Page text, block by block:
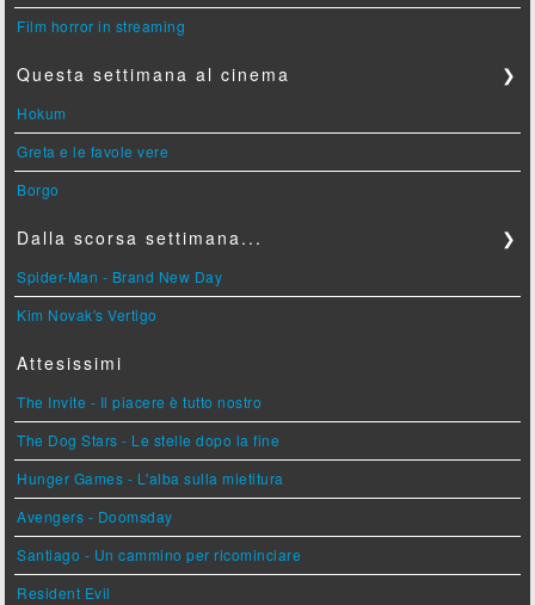
Film horror in streaming
Questa settimana al cinema ❯
Hokum
Greta e le favole vere
Borgo
Dalla scorsa settimana... ❯
Spider-Man - Brand New Day
Kim Novak's Vertigo
Attesissimi
The Invite - Il piacere è tutto nostro
The Dog Stars - Le stelle dopo la fine
Hunger Games - L'alba sulla mietitura
Avengers - Doomsday
Santiago - Un cammino per ricominciare
Resident Evil